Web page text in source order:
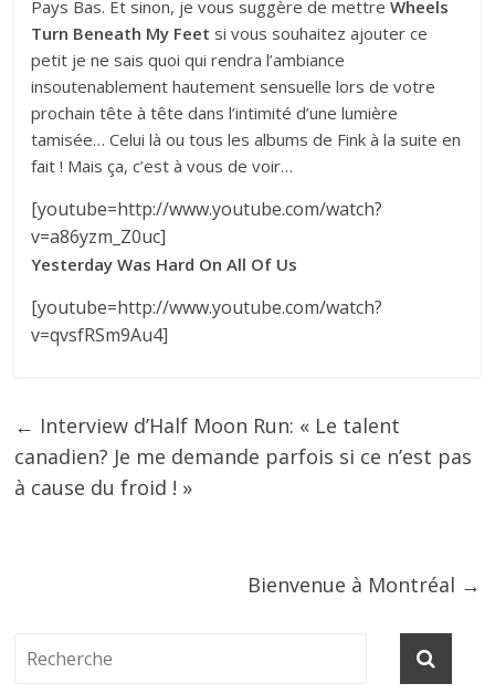
Pays Bas. Et sinon, je vous suggère de mettreWheels
Turn Beneath My Feet si vous souhaitez ajouter ce
petit je ne sais quoi qui rendra l’ambiance
insoutenablement hautement sensuelle lors de votre
prochain tête à tête dans l’intimité d’une lumière
tamisée… Celui là ou tous les albums de Fink à la suite en
fait ! Mais ça, c’est à vous de voir…
[youtube=http://www.youtube.com/watch?
v=a86yzm_Z0uc]
Yesterday Was Hard On All Of Us
[youtube=http://www.youtube.com/watch?
v=qvsfRSm9Au4]
← Interview d’Half Moon Run: « Le talent
canadien? Je me demande parfois si ce n’est pas
à cause du froid ! »
Bienvenue à Montréal →